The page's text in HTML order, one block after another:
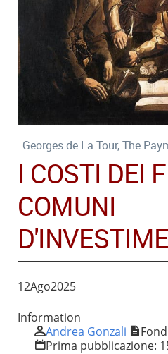
Georges de La Tour, The
I COSTI DEI
COMUNI
12Ago2025
Information
Andrea Gonzali
Prima pubblicazione: